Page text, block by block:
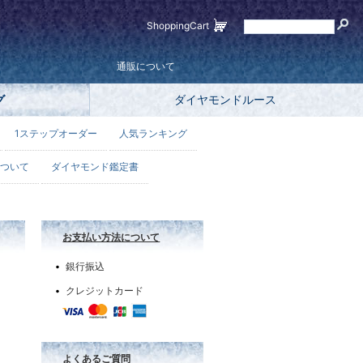
通販について
ダイヤモンドルース
お支払い方法について
銀行振込
クレジットカード
よくあるご質問
ShoppingCart
1ステップオーダー 人気ランキング
いて ダイヤモンド鑑定書